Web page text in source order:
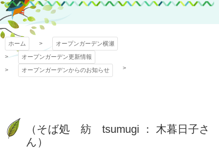
プ
ホーム
オープンガーデン横瀬
オープンガーデン更新情報
オープンガーデンからのお知らせ
（そば処 紡 tsumugi ： 木暮日子さ
ん）